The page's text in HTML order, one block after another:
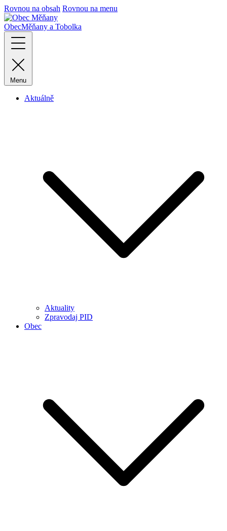
Rovnou na obsah Rovnou na menu
ObecMěňany a Tobolka
Menu
Aktuálně
Aktuality
Zpravodaj PID
Obec